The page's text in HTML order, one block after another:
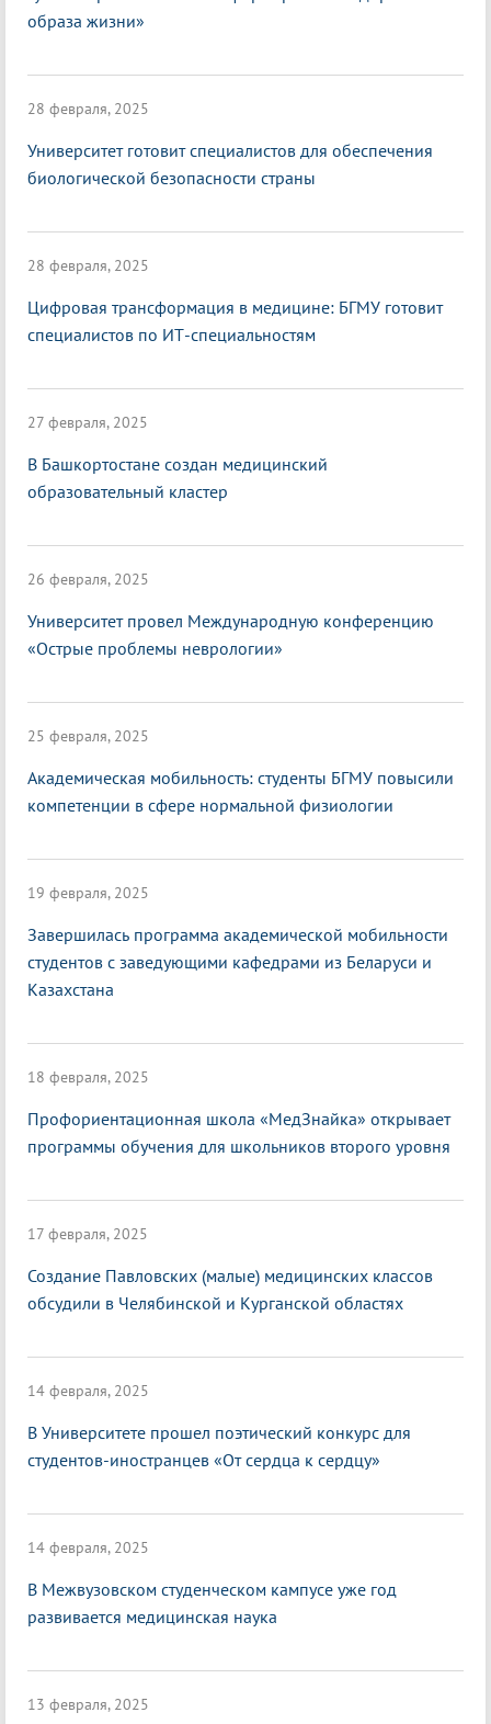
образа жизни»
28 февраля, 2025
Университет готовит специалистов для обеспечения
биологической безопасности страны
28 февраля, 2025
Цифровая трансформация в медицине: БГМУ готовит
специалистов по ИТ-специальностям
27 февраля, 2025
В Башкортостане создан медицинский
образовательный кластер
26 февраля, 2025
Университет провел Международную конференцию
«Острые проблемы неврологии»
25 февраля, 2025
Академическая мобильность: студенты БГМУ повысили
компетенции в сфере нормальной физиологии
19 февраля, 2025
Завершилась программа академической мобильности
студентов с заведующими кафедрами из Беларуси и
Казахстана
18 февраля, 2025
Профориентационная школа «МедЗнайка» открывает
программы обучения для школьников второго уровня
17 февраля, 2025
Создание Павловских (малые) медицинских классов
обсудили в Челябинской и Курганской областях
14 февраля, 2025
В Университете прошел поэтический конкурс для
студентов-иностранцев «От сердца к сердцу»
14 февраля, 2025
В Межвузовском студенческом кампусе уже год
развивается медицинская наука
13 февраля, 2025